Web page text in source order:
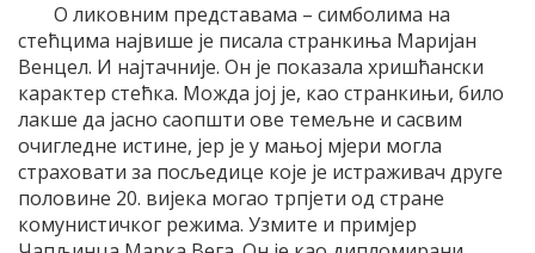
О ликовним представама – симболима на
стећцима највише је писала странкиња Маријан
Венцел. И најтачније. Он је показала хришћански
карактер стећка. Можда јој је, као странкињи, било
лакше да јасно саопшти ове темељне и сасвим
очигледне истине, јер је у мањој мјери могла
страховати за посљедице које је истраживач друге
половине 20. вијека могао трпјети од стране
комунистичког режима. Узмите и примјер